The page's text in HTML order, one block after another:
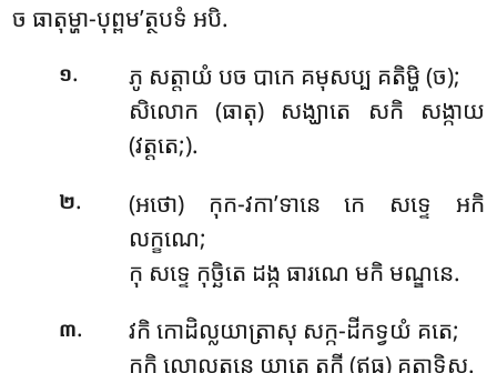
ច ធាតុម្ហា-បុព្ពម’ត្ថបទំ អបិ.
១.
ភូ សត្តាយំ បច បាកេ គមុសប្ប គតិម្ហិ (ច);
សិលោក (ធាតុ) សង្ឃាតេ សកិ សង្កាយ
(វត្តតេ;).
២.
(អថោ) កុក-វកា’ទានេ កេ សទ្ទេ អកិ
លក្ខណេ;
កុ សទ្ទេ កុច្ឆិតេ ដង្ក ធារណេ មកិ មណ្ឌនេ.
៣.
វកិ កោដិល្លយាត្រាសុ សក្ក-ដីកទ្វយំ គតេ;
កកិ លោលត្តនេ យាតេ តកី (ឥធ) គតាទិសុ.